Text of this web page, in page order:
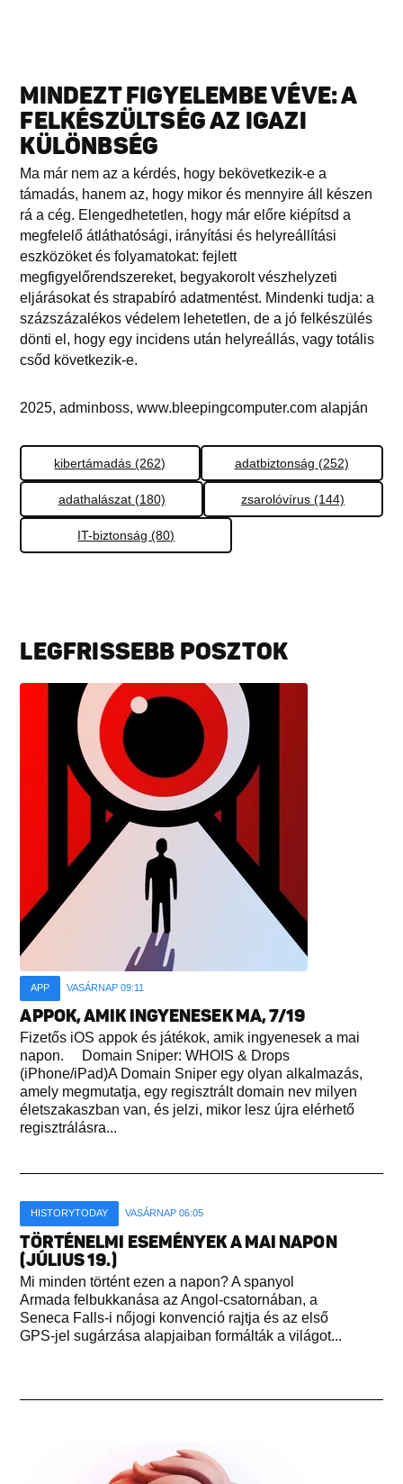
MINDEZT FIGYELEMBE VÉVE: A
FELKÉSZÜLTSÉG AZ IGAZI
KÜLÖNBSÉG
Ma már nem az a kérdés, hogy bekövetkezik-e a
támadás, hanem az, hogy mikor és mennyire áll készen
rá a cég. Elengedhetetlen, hogy már előre kiépítsd a
megfelelő átláthatósági, irányítási és helyreállítási
eszközöket és folyamatokat: fejlett
megfigyelőrendszereket, begyakorolt vészhelyzeti
eljárásokat és strapabíró adatmentést. Mindenki tudja: a
százszázalékos védelem lehetetlen, de a jó felkészülés
dönti el, hogy egy incidens után helyreállás, vagy totális
csőd következik-e.
2025, adminboss, www.bleepingcomputer.com alapján
kibertámadás (262) adatbiztonság (252)
adathalászat (180) zsarolóvírus (144)
IT-biztonság (80)
LEGFRISSEBB POSZTOK
APP VASÁRNAP 09:11
APPOK, AMIK INGYENESEK MA, 7/19
Fizetős iOS appok és játékok, amik ingyenesek a mai
napon. Domain Sniper: WHOIS & Drops
(iPhone/iPad)A Domain Sniper egy olyan alkalmazás,
amely megmutatja, egy regisztrált domain nev milyen
életszakaszban van, és jelzi, mikor lesz újra elérhető
regisztrálásra...
HISTORYTODAY VASÁRNAP 06:05
TÖRTÉNELMI ESEMÉNYEK A MAI NAPON
(JÚLIUS 19.)
Mi minden történt ezen a napon? A spanyol
Armada felbukkanása az Angol-csatornában, a
Seneca Falls-i nőjogi konvenció rajtja és az első
GPS-jel sugárzása alapjaiban formálták a világot...